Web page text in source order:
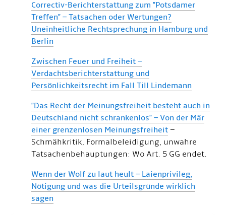
Correctiv-Berichterstattung zum "Potsdamer
Treffen" – Tatsachen oder Wertungen?
Uneinheitliche Rechtsprechung in Hamburg und
Berlin
Zwischen Feuer und Freiheit –
Verdachtsberichterstattung und
Persönlichkeitsrecht im Fall Till Lindemann
"Das Recht der Meinungsfreiheit besteht auch in
Deutschland nicht schrankenlos" – Von der Mär
einer grenzenlosen Meinungsfreiheit –
Schmähkritik, Formalbeleidigung, unwahre
Tatsachenbehauptungen: Wo Art. 5 GG endet.
Wenn der Wolf zu laut heult – Laienprivileg,
Nötigung und was die Urteilsgründe wirklich
sagen